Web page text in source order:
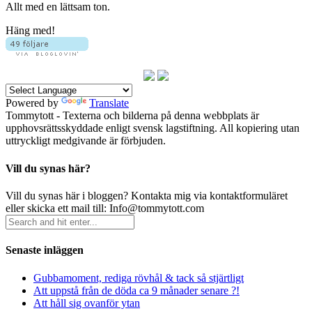
Allt med en lättsam ton.
Häng med!
Powered by
Translate
Tommytott - Texterna och bilderna på denna webbplats är
upphovsrättsskyddade enligt svensk lagstiftning. All kopiering utan
uttryckligt medgivande är förbjuden.
Vill du synas här?
Vill du synas här i bloggen? Kontakta mig via kontaktformuläret
eller skicka ett mail till: Info@tommytott.com
Senaste inläggen
Gubbamoment, rediga rövhål & tack så stjärtligt
Att uppstå från de döda ca 9 månader senare ?!
Att håll sig ovanför ytan